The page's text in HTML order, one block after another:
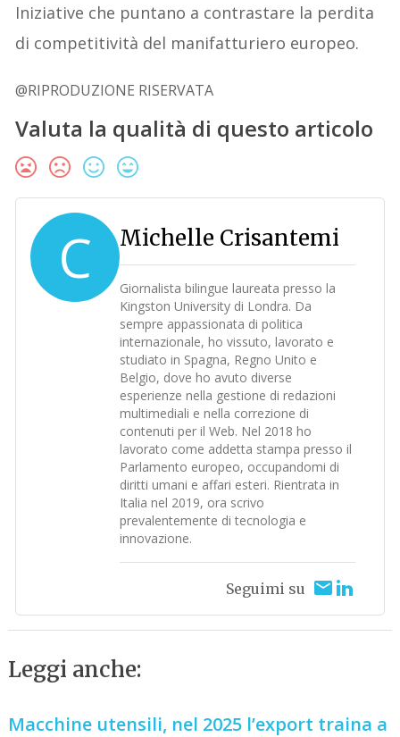
Iniziative che puntano a contrastare la perdita
di competitività del manifatturiero europeo.
@RIPRODUZIONE RISERVATA
Valuta la qualità di questo articolo
C Michelle Crisantemi
Giornalista bilingue laureata presso la
Kingston University di Londra. Da
sempre appassionata di politica
internazionale, ho vissuto, lavorato e
studiato in Spagna, Regno Unito e
Belgio, dove ho avuto diverse
esperienze nella gestione di redazioni
multimediali e nella correzione di
contenuti per il Web. Nel 2018 ho
lavorato come addetta stampa presso il
Parlamento europeo, occupandomi di
diritti umani e affari esteri. Rientrata in
Italia nel 2019, ora scrivo
prevalentemente di tecnologia e
innovazione.
Seguimi su
Leggi anche:
Macchine utensili, nel 2025 l’export traina a